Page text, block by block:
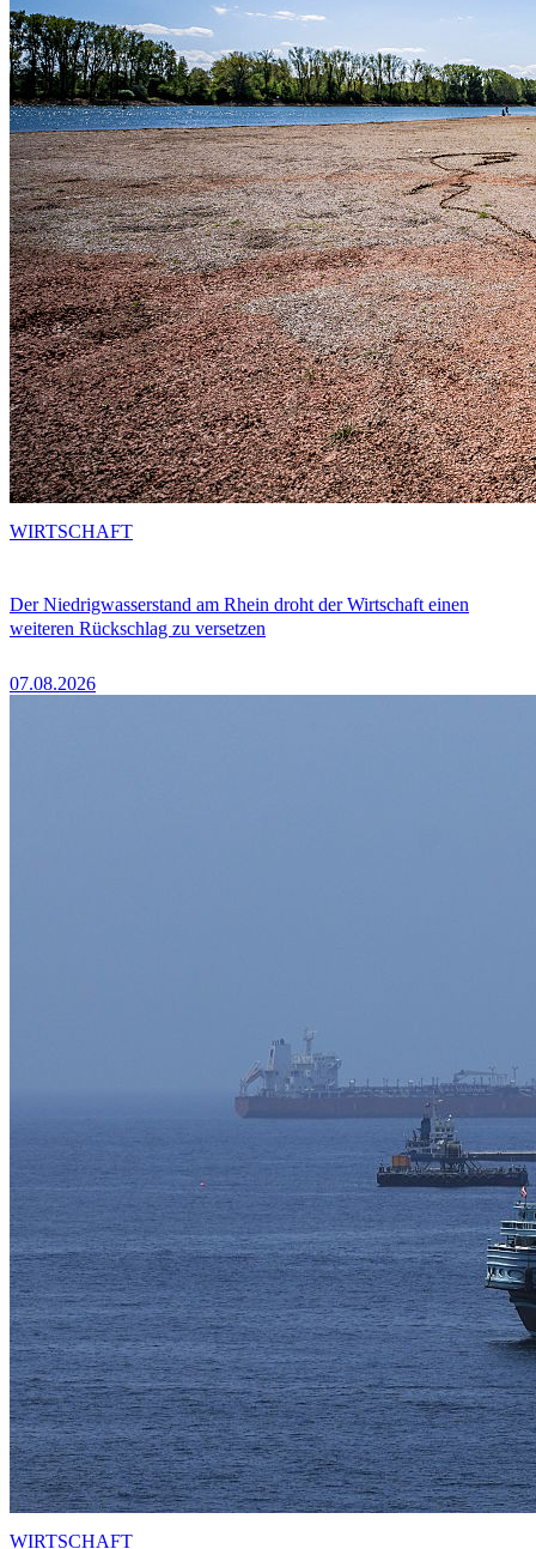
Der Niedrigwasserstand am Rhein droht der Wirtschaft einen
weiteren Rückschlag zu versetzen
07.08.2026
WIRTSCHAFT
WIRTSCHAFT